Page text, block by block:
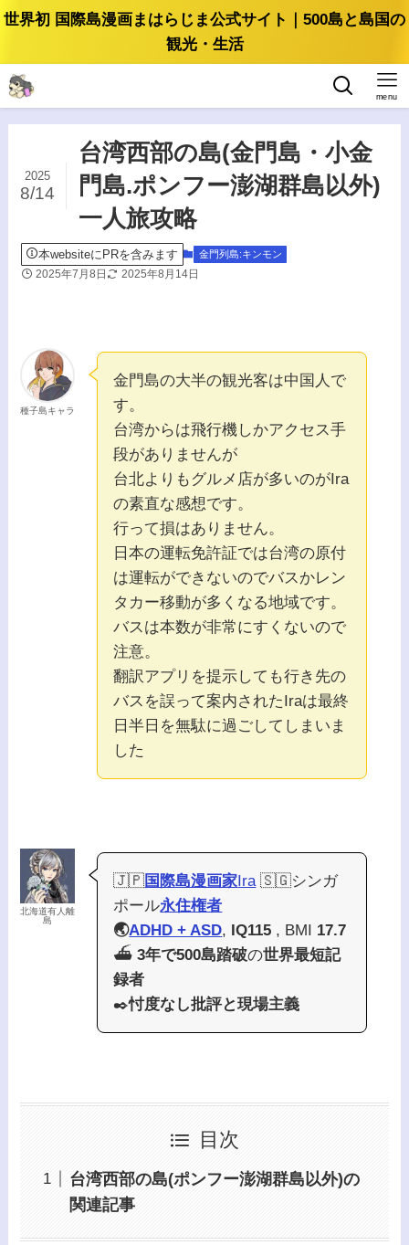
世界初 国際島漫画まはらじま公式サイト｜500島と島国の
観光・生活
menu
台湾西部の島(金門島・小金
門島.ポンフー澎湖群島以外)
一人旅攻略
2025
8/14
本websiteにPRを含みます 金門列島:キンモン
2025年7月8日 2025年8月14日
種子島キャラ
金門島の大半の観光客は中国人で
す。
台湾からは飛行機しかアクセス手
段がありませんが
台北よりもグルメ店が多いのがIra
の素直な感想です。
行って損はありません。
日本の運転免許証では台湾の原付
は運転ができないのでバスかレン
タカー移動が多くなる地域です。
バスは本数が非常にすくないので
注意。
翻訳アプリを提示しても行き先の
バスを誤って案内されたIraは最終
日半日を無駄に過ごしてしまいま
した
北海道有人離
島
🇯🇵国際島漫画家Ira🇸🇬シンガ
ポール永住権者
🌏ADHD + ASD, IQ115 , BMI 17.7
⛴️3年で500島踏破の世界最短記
録者
✒️忖度なし批評と現場主義
目次
台湾西部の島(ポンフー澎湖群島以外)の
関連記事